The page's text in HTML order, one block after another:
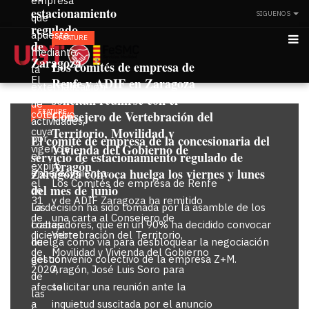
SIGUENOS
FEATURE
El comité de empresa de la concesionaria del
servicio de estacionamiento regulado de
Zaragoza convoca huelga los viernes y lunes
del mes de junio
La decisión ha sido tomada por la asamble de los
trabajadores, que en un 90% ha decidido convocar
huelga como vía para desbloquear la negociación
del convenio colectivo de la empresa Z+M.
estacionamiento
regulado
de
Zaragoza
El
colectivo,
cuya
vigencia
expiró
el
31
de
diciembre
de
2020,
afecta
a
FEATURE
Los comités de empresa de
Renfe y ADIF en Zaragoza
solicitan reunirse con el
Consejero de Vertebración del
Territorio, Movilidad y
Vivienda del Gobierno de
Aragón
Los Comités de empresa de Renfe
y de ADIF Zaragoza ha remitido
una carta al Consejero de
Vertebración del Territorio,
Movilidad y Vivienda del Gobierno
Aragón, José Luis Soro para
solicitar una reunión ante la
inquietud suscitada por el anuncio
que
apuesta
mediante
la
externalización
de
actividades,
por
el
encarecimiento
de
los
costes
de
gestión
de
las